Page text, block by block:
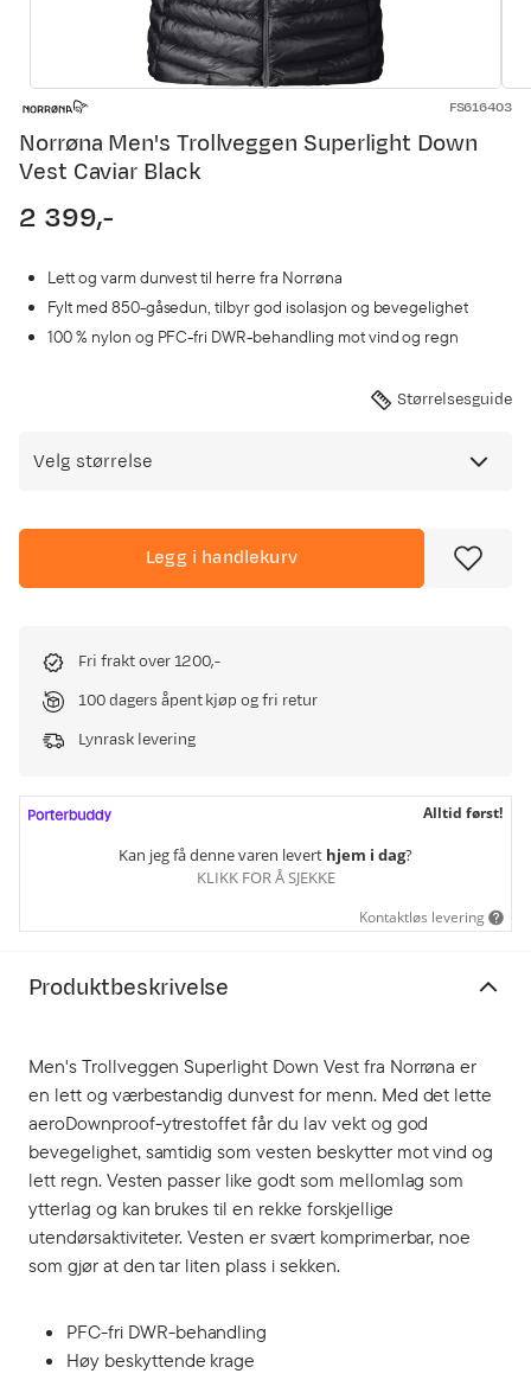
FS616403
Norrøna Men's Trollveggen Superlight Down
Vest Caviar Black
price
2 399,-
Lett og varm dunvest til herre fra Norrøna
Fylt med 850-gåsedun, tilbyr god isolasjon og bevegelighet
100 % nylon og PFC-fri DWR-behandling mot vind og regn
Størrelsesguide
Velg størrelse
Legg i handlekurv
Fri frakt over 1200,-
100 dagers åpent kjøp og fri retur
Lynrask levering
Alltid først!
Kan jeg få denne varen levert hjem i dag?
KLIKK FOR Å SJEKKE
Kontaktløs levering
Produktbeskrivelse
Men's Trollveggen Superlight Down Vest fra Norrøna er
en lett og værbestandig dunvest for menn. Med det lette
aeroDownproof-ytrestoffet får du lav vekt og god
bevegelighet, samtidig som vesten beskytter mot vind og
lett regn. Vesten passer like godt som mellomlag som
ytterlag og kan brukes til en rekke forskjellige
utendørsaktiviteter. Vesten er svært komprimerbar, noe
som gjør at den tar liten plass i sekken.
PFC-fri DWR-behandling
Høy beskyttende krage